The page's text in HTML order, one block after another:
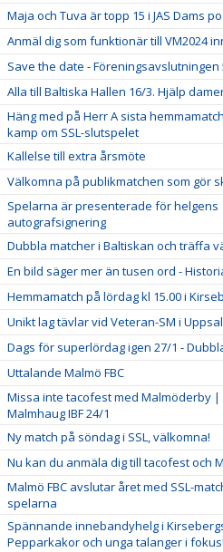
Maja och Tuva är topp 15 i JAS Dams
Anmäl dig som funktionär till VM2024
Save the date - Föreningsavslutningen
Alla till Baltiska Hallen 16/3. Hjälp
Häng med på Herr A sista
kamp om SSL-slutspelet
Kallelse till extra årsmöte
Välkomna på publikmatchen som gör
Spelarna är presenterade för helgens
autografsignering
Dubbla matcher i Baltiskan och träffa
En bild säger mer än tusen ord -
Hemmamatch på lördag kl 15.00 i
Unikt lag tävlar vid Veteran-SM i
Dags för superlördag igen 27/1 -
Uttalande Malmö FBC
Missa inte tacofest med Malmöderby |
Malmhaug IBF 24/1
Ny match på söndag i SSL, välkomna!
Nu kan du anmäla dig till tacofest och
Malmö FBC avslutar året med SSL-
spelarna
Spännande innebandyhelg i
Pepparkakor och unga talanger i fokus!